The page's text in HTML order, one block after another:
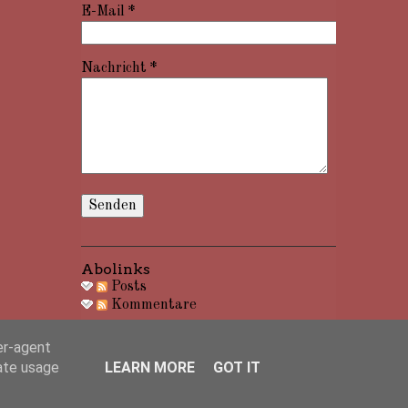
E-Mail *
Nachricht *
Abolinks
Posts
Kommentare
agent
usage
LEARN MORE GOT IT